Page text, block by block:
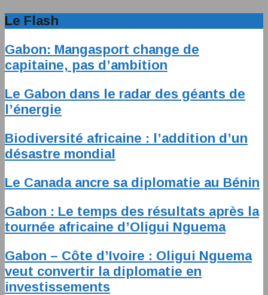
Le Flash
Gabon: Mangasport change de
capitaine, pas d’ambition
Le Gabon dans le radar des géants de
l’énergie
Biodiversité africaine : l’addition d’un
désastre mondial
Le Canada ancre sa diplomatie au Bénin
Gabon : Le temps des résultats après la
tournée africaine d’Oligui Nguema
Gabon – Côte d’Ivoire : Oligui Nguema
veut convertir la diplomatie en
investissements